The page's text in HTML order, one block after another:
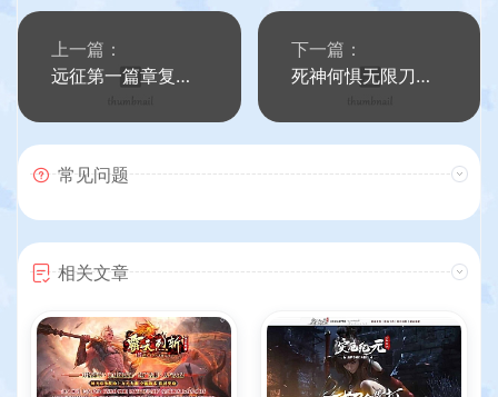
上一篇：
远征第一篇章复古单职业传奇服务端【Gee引擎】
下一篇：
死神何惧无限刀速单职业变态传奇版本【Gom引擎】
常见问题
相关文章